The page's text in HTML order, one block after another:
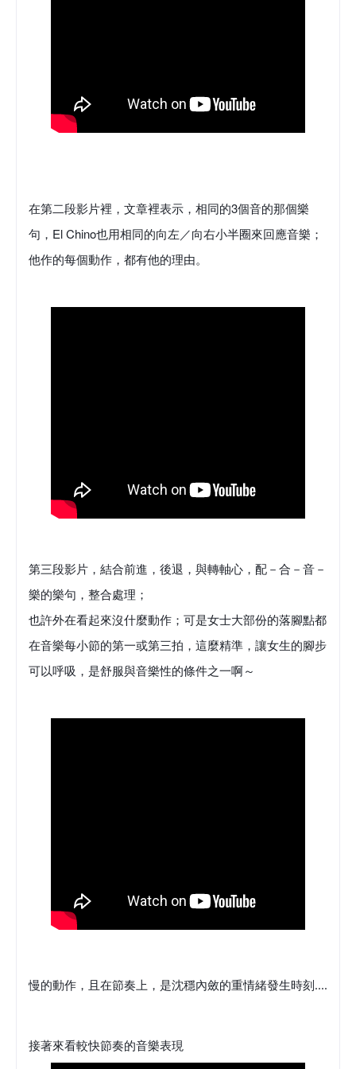
在第二段影片裡，文章裡表示，相同的3個音的那個樂
句，El Chino也用相同的向左／向右小半圈來回應音樂；
他作的每個動作，都有他的理由。
第三段影片，結合前進，後退，與轉軸心，配－合－音－
樂的樂句，整合處理；
也許外在看起來沒什麼動作；可是女士大部份的落腳點都
在音樂每小節的第一或第三拍，這麼精準，讓女生的腳步
可以呼吸，是舒服與音樂性的條件之一啊～
慢的動作，且在節奏上，是沈穩內斂的重情緒發生時刻....
接著來看較快節奏的音樂表現